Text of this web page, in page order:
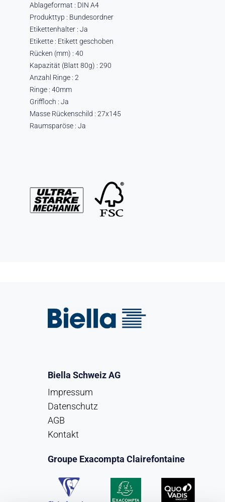
Ablageformat : DIN A4
Produkttyp : Bundesordner
Etikettenhalter : Ja
Etikette : Etikett geschoben
Rücken (mm) : 40
Kapazität (Blatt 80g) : 290
Anzahl Ringe : 2
Ringe : 40mm
Griffloch : Ja
Masse Rückenschild : 27x145
Raumsparöse : Ja
Biella Schweiz AG
Impressum
Datenschutz
AGB
Kontakt
Groupe Exacompta Clairefontaine